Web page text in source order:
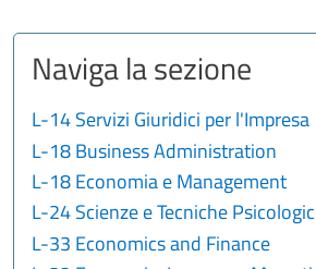
Naviga la sezione
L-14 Servizi Giuridici per l'Impresa
L-18 Business Administration
L-18 Economia e Management
L-24 Scienze e Tecniche
L-33 Economics and Finance